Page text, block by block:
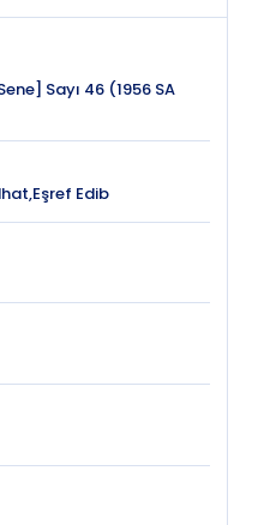
Sayı 46 (1956 SA
Edib